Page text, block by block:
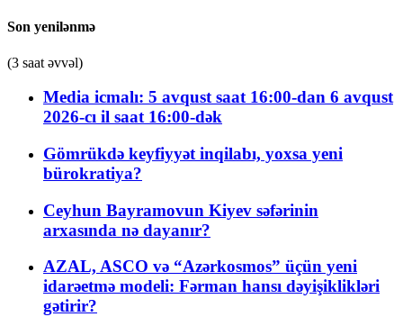
Son yenilənmə
(3 saat əvvəl)
Media icmalı: 5 avqust saat 16:00-dan 6 avqust
2026-cı il saat 16:00-dək
Gömrükdə keyfiyyət inqilabı, yoxsa yeni
bürokratiya?
Ceyhun Bayramovun Kiyev səfərinin
arxasında nə dayanır?
AZAL, ASCO və “Azərkosmos” üçün yeni
idarəetmə modeli: Fərman hansı dəyişiklikləri
gətirir?